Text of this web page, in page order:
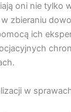
oni nie tylko
zbieraniu
ich
w